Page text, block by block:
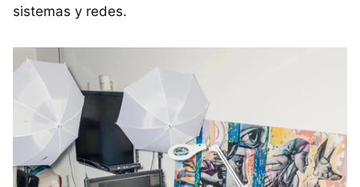
sistemas y redes.